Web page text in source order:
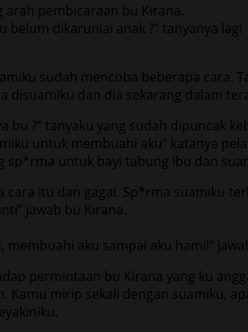
arah pembicaraan bu Kirana.
belum dikaruniai anak ?” tanyanya lagi
sudah mencoba beberapa
disuamiku dan dia sekarang dalam
bu ?” tanyaku yang sudah dipuncak
untuk membuahi aku” katanya
sp*rma untuk bayi tabung ibu dan
cara itu dan gagal. Sp*rma suamiku
jawab bu Kirana.
membuahi aku sampai aku hamil”
permintaan bu Kirana yang ku
Kamu mirip sekali dengan suamiku,